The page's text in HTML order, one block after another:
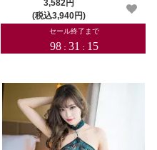
3,582円
(税込3,940円)